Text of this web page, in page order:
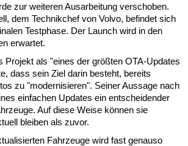
zur weiteren Ausarbeitung verschoben.
dem Technikchef von Volvo, befindet sich
Testphase. Der Launch wird in den
erwartet.
Projekt als "eines der größten OTA-Updates
dass sein Ziel darin besteht, bereits
zu "modernisieren". Seiner Aussage nach
einfachen Updates ein entscheidender
Auf diese Weise können sie
bleiben als zuvor.
Fahrzeuge wird fast genauso